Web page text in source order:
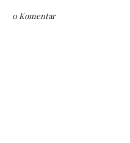
0 Komentar